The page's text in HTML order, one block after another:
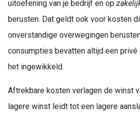
uitoefening van je bedrijf en op
berusten. Dat geldt ook voor kosten
onverstandige overwegingen
consumpties bevatten altijd een privé
het ingewikkeld.
Aftrekbare kosten verlagen de winst
lagere winst leidt tot een lagere